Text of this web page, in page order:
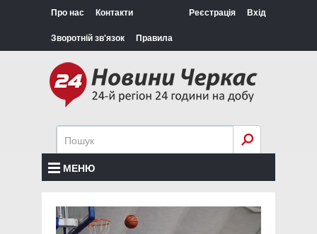
Про нас Контакти
Зворотній зв'язок Правила
Реєстрація Вхід
МЕНЮ